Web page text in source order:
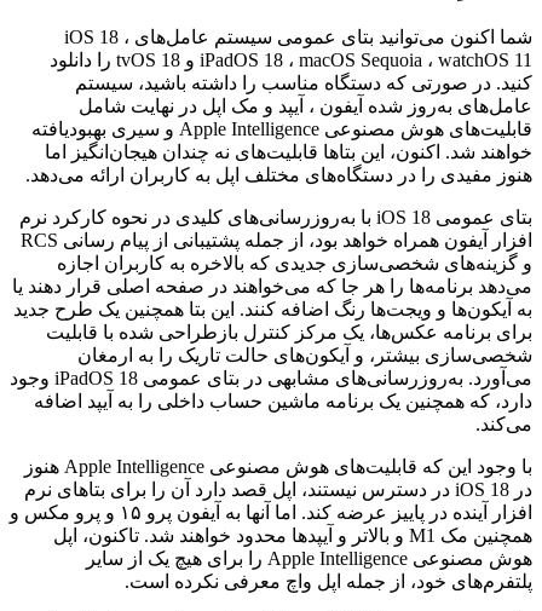
شما اکنون می‌توانید بتای عمومی سیستم عامل‌های iOS 18 ،
iPadOS 18 ، macOS Sequoia ، watchOS 11 و tvOS 18 را دانلود
کنید. در صورتی که دستگاه مناسب را داشته باشید، سیستم
عامل‌های به‌روز شده آیفون ، آیپد و مک اپل در نهایت شامل
قابلیت‌های هوش مصنوعی Apple Intelligence و سیری بهبود‌یافته
خواهند شد. اکنون، این بتاها قابلیت‌های نه چندان هیجان‌انگیز اما
هنوز مفیدی را در دستگاه‌های مختلف اپل به کاربران ارائه می‌دهد.
بتای عمومی iOS 18 با به‌روزرسانی‌های کلیدی در نحوه کارکرد نرم
افزار آیفون همراه خواهد بود، از جمله پشتیبانی از پیام رسانی RCS
و گزینه‌های شخصی‌سازی جدیدی که بالاخره به کاربران اجازه
می‌دهد برنامه‌ها را هر جا که می‌خواهند در صفحه اصلی قرار دهند یا
به آیکون‌ها و ویجت‌ها رنگ اضافه کنند. این بتا همچنین یک طرح جدید
برای برنامه عکس‌ها، یک مرکز کنترل بازطراحی شده با قابلیت
شخصی‌سازی بیشتر، و آیکون‌های حالت تاریک را به ارمغان
می‌آورد. به‌روزرسانی‌های مشابهی در بتای عمومی iPadOS 18 وجود
دارد، که همچنین یک برنامه ماشین حساب داخلی را به آیپد اضافه
می‌کند.
با وجود این که قابلیت‌های هوش مصنوعی Apple Intelligence هنوز
در iOS 18 در دسترس نیستند، اپل قصد دارد آن را برای بتاهای نرم
افزار آینده در پاییز عرضه کند. اما آنها به آیفون پرو ۱۵ و پرو مکس و
همچنین مک M1 و بالاتر و آیپد‌ها محدود خواهند شد. تاکنون، اپل
هوش مصنوعی Apple Intelligence را برای هیچ یک از سایر
پلتفرم‌های خود، از جمله اپل واچ معرفی نکرده است.